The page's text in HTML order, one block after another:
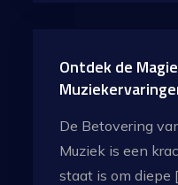
Ontdek de
De Betovering
Muziek is een
staat is om diepe